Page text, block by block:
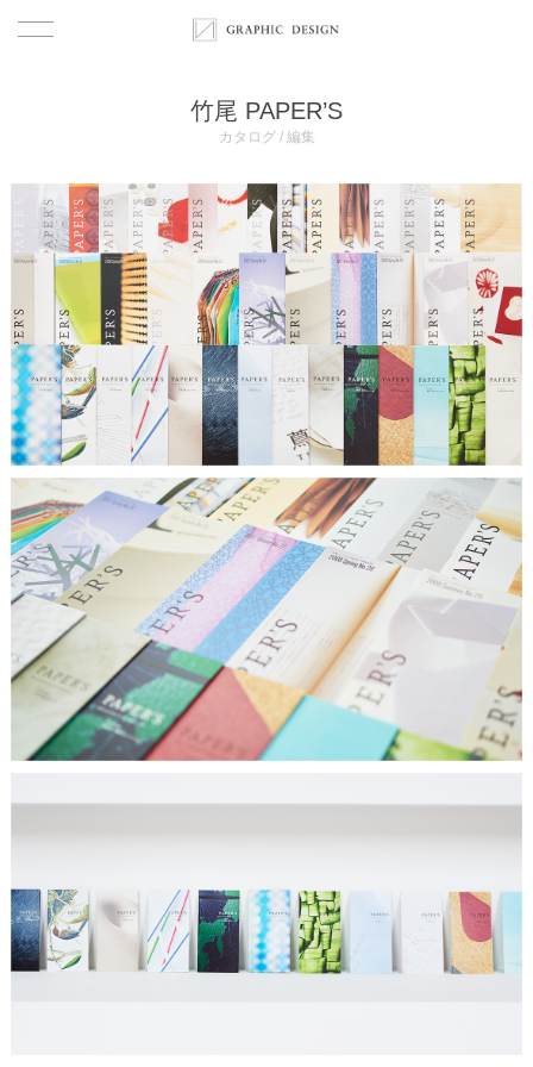
竹尾 PAPER’S
カタログ / 編集
關於
關於
服務
觀點
团队